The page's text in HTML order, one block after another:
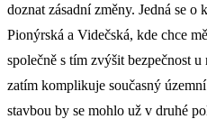
doznat zásadní změny. Jedná se
Pionýrská a Videčská, kde chce
společně s tím zvýšit bezpečnost
zatím komplikuje současný
stavbou by se mohlo už v druhé